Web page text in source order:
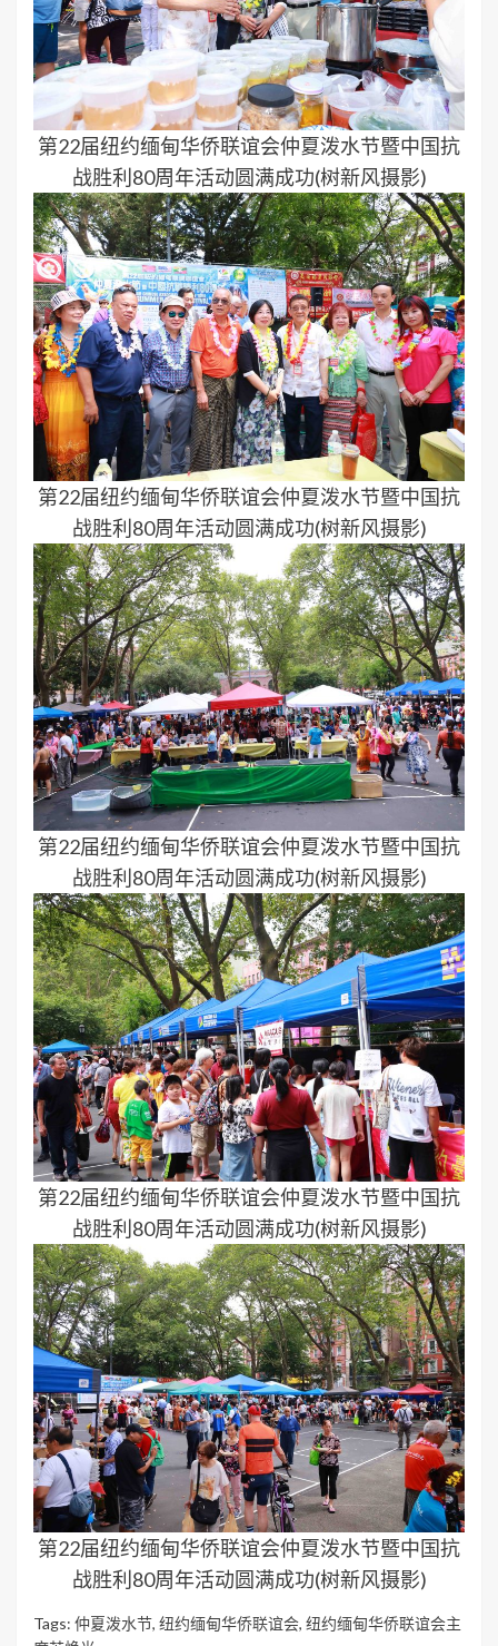
第22届纽约缅甸华侨联谊会仲夏泼水节暨中国抗
战胜利80周年活动圆满成功(树新风摄影)
第22届纽约缅甸华侨联谊会仲夏泼水节暨中国抗
战胜利80周年活动圆满成功(树新风摄影)
第22届纽约缅甸华侨联谊会仲夏泼水节暨中国抗
战胜利80周年活动圆满成功(树新风摄影)
第22届纽约缅甸华侨联谊会仲夏泼水节暨中国抗
战胜利80周年活动圆满成功(树新风摄影)
第22届纽约缅甸华侨联谊会仲夏泼水节暨中国抗
战胜利80周年活动圆满成功(树新风摄影)
Tags: 仲夏泼水节, 纽约缅甸华侨联谊会, 纽约缅甸华侨联谊会主